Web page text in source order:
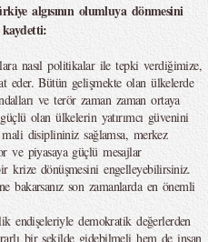
algısının olumluya dönmesini
nasıl politikalar ile tepki verdiğimize,
eder. Bütün gelişmekte olan ülkelerde
ve terör zaman zaman ortaya
olan ülkelerin yatırımcı güvenini
disiplininiz sağlamsa, merkez
ve piyasaya güçlü mesajlar
krize dönüşmesini engelleyebilirsiniz.
bakarsanız son zamanlarda en önemli
endişeleriyle demokratik değerlerden
bir şekilde gidebilmeli hem de insan